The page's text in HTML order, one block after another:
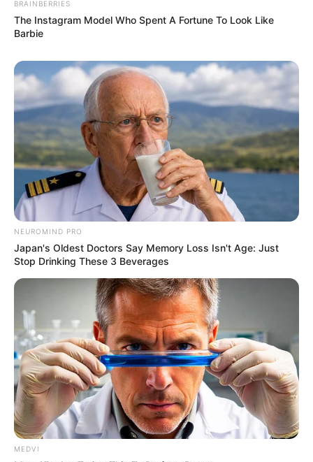
BRAINBERRIES
The Instagram Model Who Spent A Fortune To Look Like
Barbie
NEUROMIND PRO
Japan's Oldest Doctors Say Memory Loss Isn't Age: Just
Stop Drinking These 3 Beverages
MEDVI